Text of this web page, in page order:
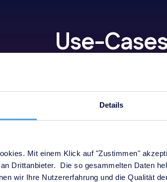
Details
Mit einem Klick auf "Zustimmen"
Drittanbieter. Die so gesammelten Daten
wir Ihre Nutzererfahrung und die Qualität
Use-
ISMS und